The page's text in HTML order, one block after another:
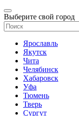
Выберите свой город
Ярославль
Якутск
Чита
Челябинск
Хабаровск
Уфа
Тюмень
Тверь
Сургут